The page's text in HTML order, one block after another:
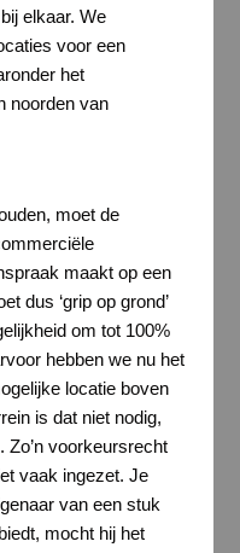
elkaar. We
voor een
het
noorden van
moet de
maakt op een
dus ‘grip op grond’
om tot 100%
hebben we nu het
locatie boven
is dat niet nodig,
Zo’n voorkeursrecht
vaak ingezet. Je
van een stuk
mocht hij het